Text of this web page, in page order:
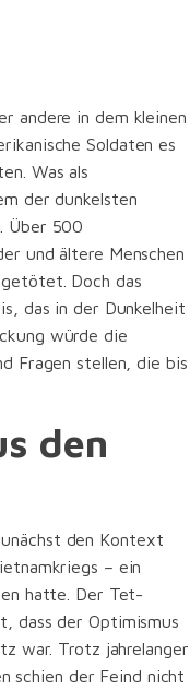
andere in dem kleinen
Soldaten es
Was als
der dunkelsten
Über 500
und ältere Menschen
Doch das
das in der Dunkelheit
würde die
Fragen stellen, die bis
den
den Kontext
– ein
hatte. Der Tet-
dass der Optimismus
war. Trotz jahrelanger
schien der Feind nicht